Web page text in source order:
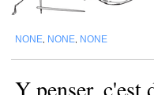
NONE NONE NONE
Y penser, c'est